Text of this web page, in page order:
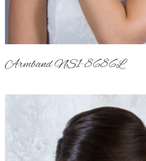
Armband NS1-8686L